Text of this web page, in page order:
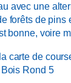
avec une
forêts de pins
bonne, voire